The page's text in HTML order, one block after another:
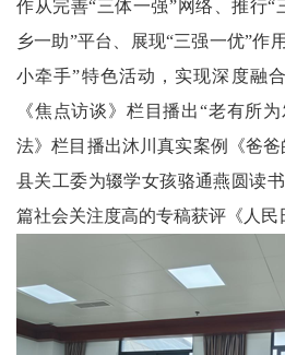
中
国
遗
新
代
作从完善“三体一强”网络、推行“
乡一助”平台、展现“三强一优”作
小牵手”特色活动，实现深度融
《焦点访谈》栏目播出“老有所
法》栏目播出沐川真实案例《爸爸
县关工委为辍学女孩骆通燕圆读
篇社会关注度高的专稿获评《人民